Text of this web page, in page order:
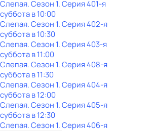
Слепая. Сезон 1. Серия 401-я
субботав10:00
Слепая. Сезон 1. Серия 402-я
субботав10:30
Слепая. Сезон 1. Серия 403-я
субботав11:00
Слепая. Сезон 1. Серия 408-я
субботав11:30
Слепая. Сезон 1. Серия 404-я
субботав12:00
Слепая. Сезон 1. Серия 405-я
субботав12:30
Слепая. Сезон 1. Серия 406-я